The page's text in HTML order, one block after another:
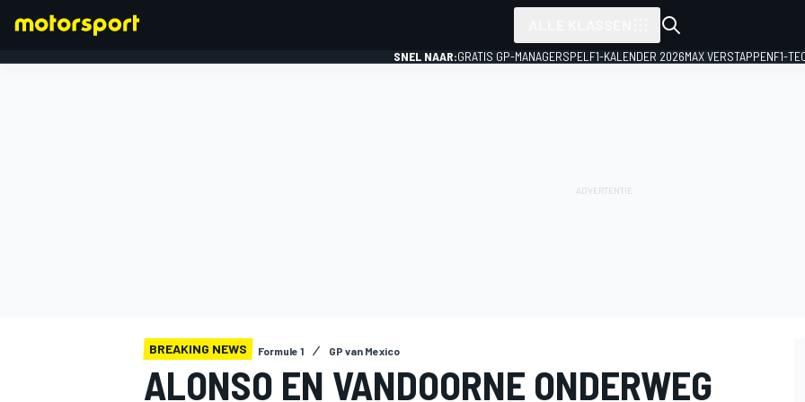
SNEL NAAR:GRATIS GP-MANAGERSPEL F1-KALENDER 2026MAX VERSTAPPENF1-
BREAKING NEWS Formule 1 GP van Mexico
ALONSO EN VANDOORNE ONDERWEG